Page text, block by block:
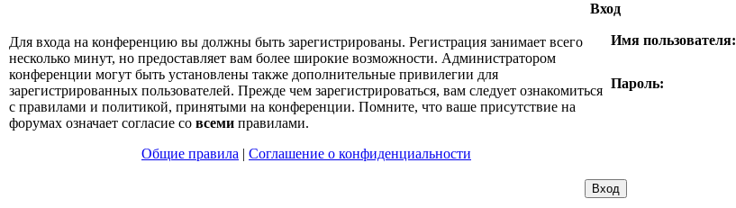
Вход
Для входа на конференцию вы должны быть зарегистрированы. Регистрация занимает всего
несколько минут, но предоставляет вам более широкие возможности. Администратором
конференции могут быть установлены также дополнительные привилегии для
зарегистрированных пользователей. Прежде чем зарегистрироваться, вам следует ознакомиться
с правилами и политикой, принятыми на конференции. Помните, что ваше присутствие на
форумах означает согласие со всеми правилами.
Общие правила | Соглашение о конфиденциальности
Имя пользователя:
Пароль: